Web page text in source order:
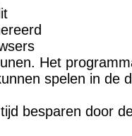
Het
spelen in de
besparen door